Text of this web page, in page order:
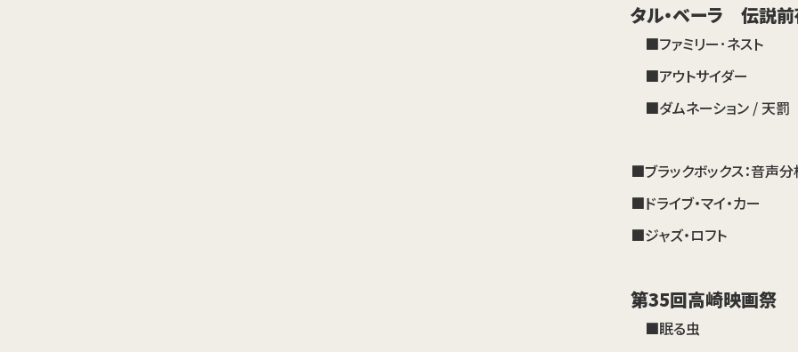
タル・ベーラ 伝説
■ファミリー･ネスト
■アウトサイダー
■ダムネーション / 天罰
■ブラックボックス：音声
■ドライブ・マイ・カー
■ジャズ・ロフト
第35回高崎映画祭
■眠る虫